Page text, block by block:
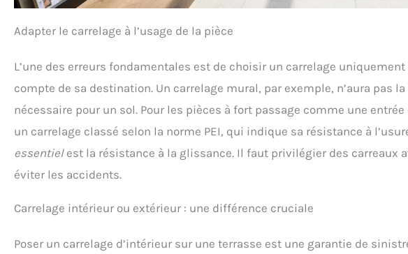
Adapter le carrelage à l’usage de la pièce
L’une des erreurs fondamentales est de choisir un carrelage
compte de sa destination. Un carrelage mural, par exemple, n’aura pas
nécessaire pour un sol. Pour les pièces à fort passage comme une
un carrelage classé selon la norme PEI, qui indique sa résistance à
essentielest la résistance à la glissance. Il faut privilégier des carreaux
éviter les accidents.
Carrelage intérieur ou extérieur : une différence cruciale
Poser un carrelage d’intérieur sur une terrasse est une garantie de